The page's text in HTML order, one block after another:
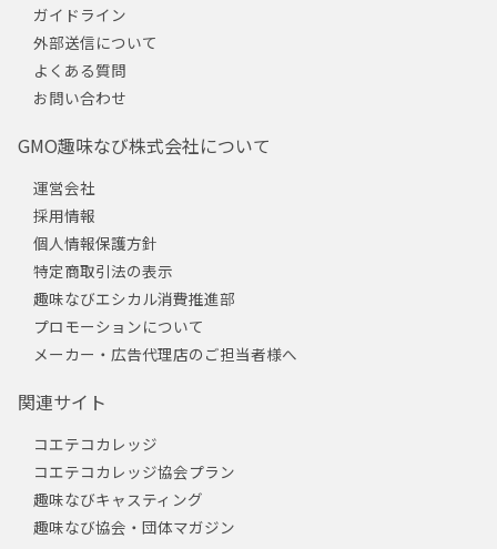
ガイドライン
外部送信について
よくある質問
お問い合わせ
GMO趣味なび株式会社について
運営会社
採用情報
個人情報保護方針
特定商取引法の表示
趣味なびエシカル消費推進部
プロモーションについて
メーカー・広告代理店のご担当者様へ
関連サイト
コエテコカレッジ
コエテコカレッジ協会プラン
趣味なびキャスティング
趣味なび協会・団体マガジン